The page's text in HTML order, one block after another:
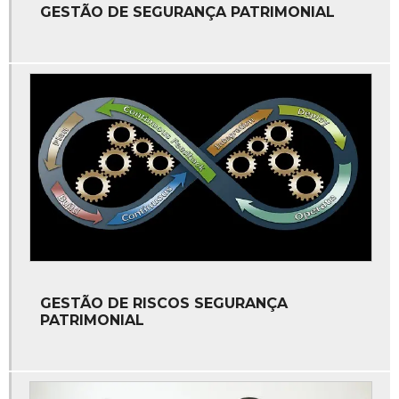
Gerenciamento de proteção executiva valor
Gerenciamento de proteção executiva
Gerenciamento de riscos segurança patrimonial
Gestão de departamento de segurança
Gestão de proteção executiva preço
Gestão de riscos segurança patrimonial
Gestão de segurança patrimonial
GESTÃO DE SEGURANÇA PATRIMONIAL
GESTÃO DE RISCOS SEGURANÇA
PATRIMONIAL